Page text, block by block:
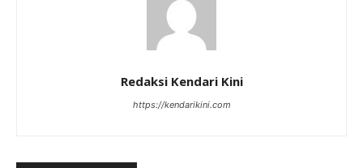
Redaksi Kendari Kini
https://kendarikini.com